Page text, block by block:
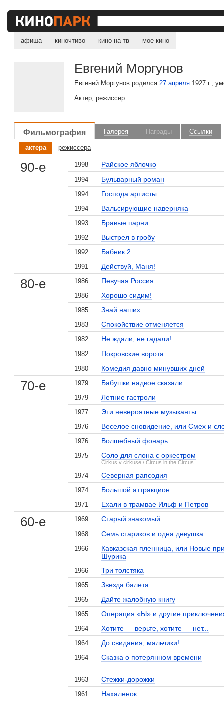
афиша киночтиво кино на тв мое кино
Евгений Моргунов
Евгений Моргунов родился27 апреля 1927 г.,
Актер, режиссер.
Фильмография Галерея Награды Ссылки
актера режиссера
90-е 1998 Райское яблочко
1994 Бульварный роман
1994 Господа артисты
1994 Вальсирующие наверняка
1993 Бравые парни
1992 Выстрел в гробу
1992 Бабник 2
1991 Действуй, Маня!
80-е 1986 Певучая Россия
1986 Хорошо сидим!
1985 Знай наших
1983 Спокойствие отменяется
1982 Не ждали, не гадали!
1982 Покровские ворота
1980 Комедия давно минувших дней
70-е 1979 Бабушки надвое сказали
1979 Летние гастроли
1977 Эти невероятные музыканты
1976 Веселое сновидение, или Смех и
1976 Волшебный фонарь
1975 Соло для слона с оркестром
Cirkus v cirkuse / Circus in the Circus
1974 Северная рапсодия
1974 Большой аттракцион
1971 Ехали в трамвае Ильф и Петров
60-е 1969 Старый знакомый
1968 Семь стариков и одна девушка
1966
Кавказская пленница, или Новые
Шурика
1966 Три толстяка
1965 Звезда балета
1965 Дайте жалобную книгу
1965 Операция «Ы» и другие
1964 Хотите — верьте, хотите — нет...
1964 До свидания, мальчики!
1964 Сказка о потерянном времени
1963 Стежки-дорожки
1961 Нахаленок